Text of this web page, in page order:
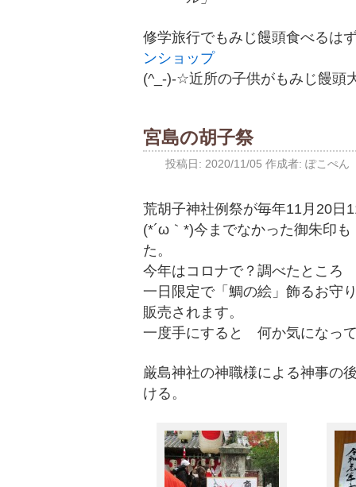
修学旅行でもみじ饅頭食べる
ンショップ
(^_-)-☆近所の子供がもみじ饅頭
宮島の胡子祭
投稿日: 2020/11/05 作成者: ぽこぺん
荒胡子神社例祭が毎年11月20日
(*´ω｀*)今までなかった御朱印
た。
今年はコロナで？調べたところ
一日限定で「鯛の絵」飾るお守
販売されます。
一度手にすると 何か気になっ
厳島神社の神職様による神事の
ける。